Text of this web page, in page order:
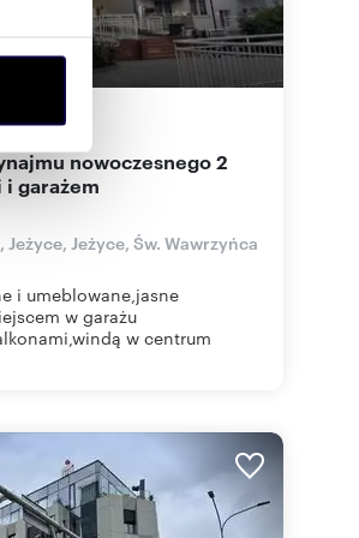
zł/m
i garażem
Jeżyce, Św. Wawrzyńca
i umeblowane,jasne
w garażu
w centrum